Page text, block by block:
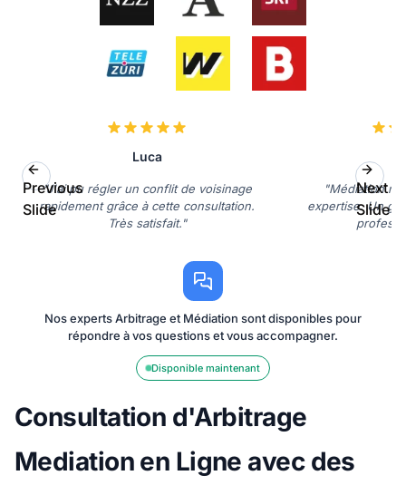
Luca
"J'ai pu régler un conflit de voisinage
rapidement grâce à cette consultation.
Très satisfait."
"Médiation
expertise. Un
Previous
Slide
Next
Slide
Nos experts Arbitrage et Médiation sont disponibles pour
répondre à vos questions et vous accompagner.
Disponible maintenant
Consultation d'Arbitrage
Mediation en Ligne avec des